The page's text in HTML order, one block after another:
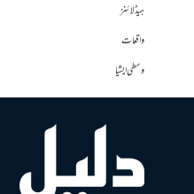
ہیڈلائنز
واقعات
وسطی ایشیا